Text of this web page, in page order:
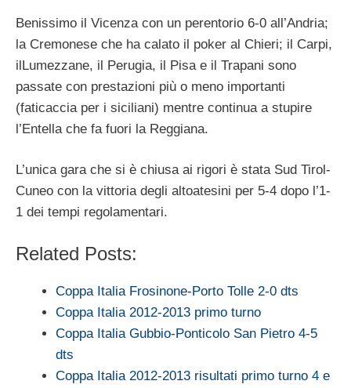
Benissimo il Vicenza con un perentorio 6-0 all’Andria;
la Cremonese che ha calato il poker al Chieri; il Carpi,
ilLumezzane, il Perugia, il Pisa e il Trapani sono
passate con prestazioni più o meno importanti
(faticaccia per i siciliani) mentre continua a stupire
l’Entella che fa fuori la Reggiana.
L’unica gara che si è chiusa ai rigori è stata Sud Tirol-
Cuneo con la vittoria degli altoatesini per 5-4 dopo l’1-
1 dei tempi regolamentari.
Related Posts:
Coppa Italia Frosinone-Porto Tolle 2-0 dts
Coppa Italia 2012-2013 primo turno
Coppa Italia Gubbio-Ponticolo San Pietro 4-5
dts
Coppa Italia 2012-2013 risultati primo turno 4 e